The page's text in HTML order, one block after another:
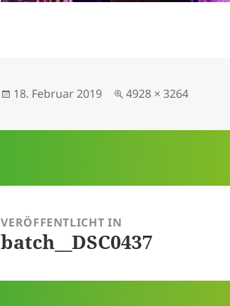
Veröffentlicht
18. Februar 2019 Originalgröße
4928 × 3264
VERÖFFENTLICHT IN
batch__DSC0437